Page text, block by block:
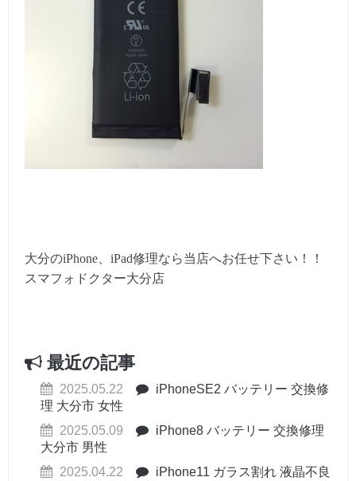
大分のiPhone、iPad修理なら当店へお任せ下さい！！
スマフォドクター大分店
最近の記事
2025.05.22
iPhoneSE2 バッテリー 交換修
理 大分市 女性
2025.05.09
iPhone8 バッテリー 交換修理
大分市 男性
2025.04.22
iPhone11 ガラス割れ 液晶不良